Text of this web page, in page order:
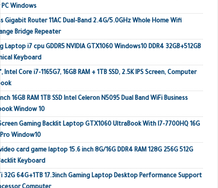
Windows
Gigabit Router 11AC Dual-Band 2.4G/5.0GHz Whole Home Wifi
Bridge Repeater
Laptop i7 cpu GDDR5 NVIDIA GTX1060 Windows10 DDR4 32GB+512GB
Keyboard
Core i7-1165G7, 16GB RAM + 1TB SSD, 2.5K IPS Screen, Computer
16GB RAM 1TB SSD Intel Celeron N5095 Dual Band WiFi Business
Window 10
Gaming Backlit Laptop GTX1060 UltraBook With I7-7700HQ 16G
Pro Window10
card game laptop 15.6 inch 8G/16G DDR4 RAM 128G 256G 512G
Keyboard
32G 64G+1TB 17.3inch Gaming Laptop Desktop Performance Support